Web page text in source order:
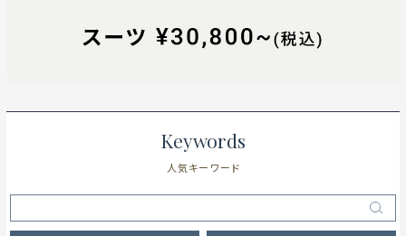
Keywords
人気キーワード